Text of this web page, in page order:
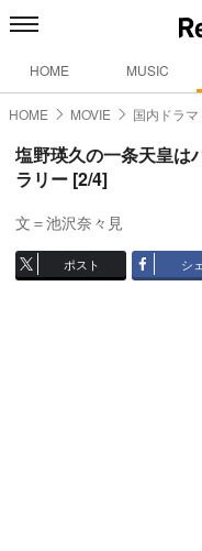
HOME MUSIC
HOME MOVIE 国内ドラマ
塩野瑛久の一条天皇
ラリー [2/4]
文＝池沢奈々見
ポスト シ